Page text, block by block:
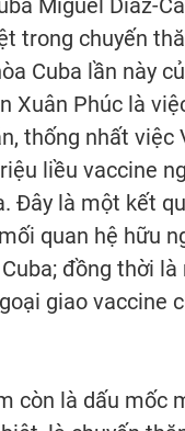
Miguel Díaz-
trong chuyến
Cuba lần này
Xuân Phúc là
thống nhất việc
liều vaccine
Đây là một kết
quan hệ hữu
đồng thời
giao vaccine
còn là dấu mốc